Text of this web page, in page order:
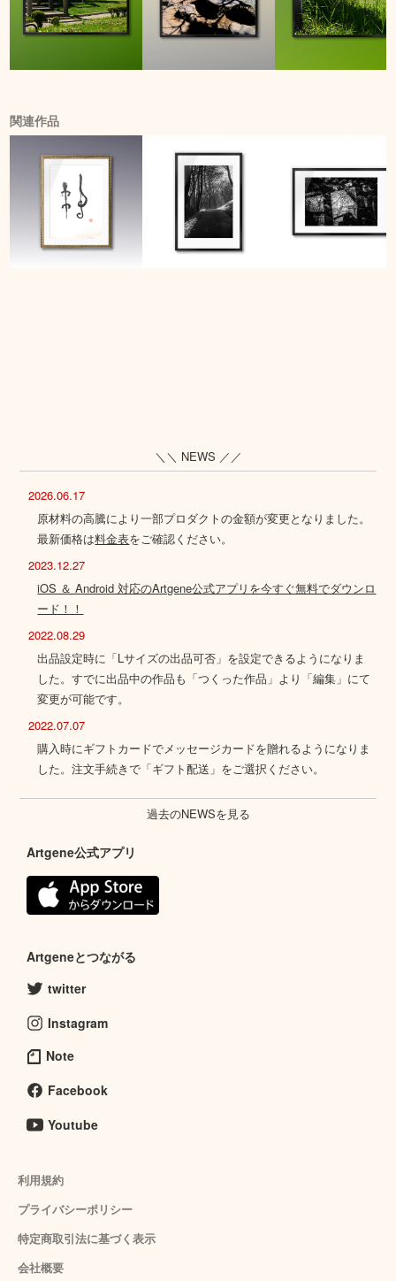
関連作品
＼＼ NEWS ／／
2026.06.17
原材料の高騰により一部プロダクトの金額が変更となりました。
最新価格は料金表をご確認ください。
2023.12.27
iOS ＆ Android 対応のArtgene公式アプリを今すぐ無料でダウンロ
ード！！
2022.08.29
出品設定時に「Lサイズの出品可否」を設定できるようになりま
した。すでに出品中の作品も「つくった作品」より「編集」にて
変更が可能です。
2022.07.07
購入時にギフトカードでメッセージカードを贈れるようになりま
した。注文手続きで「ギフト配送」をご選択ください。
過去のNEWSを見る
Artgene公式アプリ
Artgeneとつながる
twitter
Instagram
Note
Facebook
Youtube
利用規約
プライバシーポリシー
特定商取引法に基づく表示
会社概要